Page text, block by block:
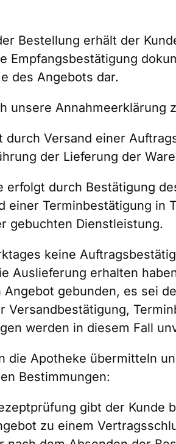
Bestellung erhält der
Empfangsbestätigung
des Angebots dar.
unsere Annahmeerklärung
Versand einer
der Lieferung der
erfolgt durch Bestätigung
einer Terminbestätigung in
gebuchten Dienstleistung.
keine
Auslieferung erhalten
gebunden, es sei
Versandbestätigung,
werden in diesem Fall
die Apotheke übermitteln
Bestimmungen:
gibt der
zu einem